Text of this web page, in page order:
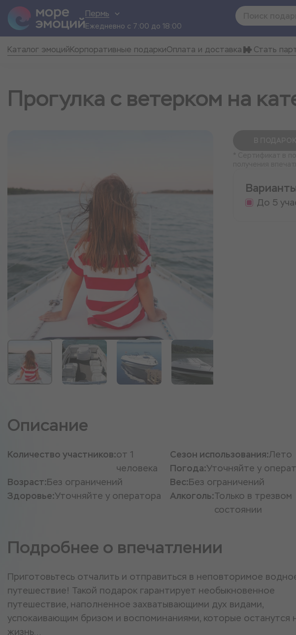
Пермь
Ежедневно с 7:00 до 18:00
Каталог эмоцийКорпоративные подаркиОплата и доставка Стать
Прогулка с ветерком на
До 5
Описание
Количество участников:от 1
человека
Возраст:Без ограничений
Здоровье:Уточняйте у оператора
Сезон использования:Лето
Погода:Уточняйте у
Вес:Без ограничений
Алкоголь:Только в трезвом
состоянии
Подробнее о впечатлении
Приготовьтесь отчалить и отправиться в неповторимое
путешествие! Такой подарок гарантирует необыкновенное
путешествие, наполненное захватывающими дух видами,
успокаивающим бризом и воспоминаниями, которые останутся
жизнь…